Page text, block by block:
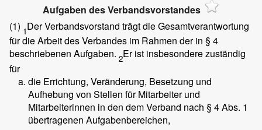
Aufgaben des Verbandsvorstandes
(1) 1Der Verbandsvorstand trägt die Gesamtverantwortung
für die Arbeit des Verbandes im Rahmen der in § 4
beschriebenen Aufgaben. 2Er ist insbesondere zuständig
für
die Errichtung, Veränderung, Besetzung und
Aufhebung von Stellen für Mitarbeiter und
Mitarbeiterinnen in den dem Verband nach § 4 Abs. 1
übertragenen Aufgabenbereichen,